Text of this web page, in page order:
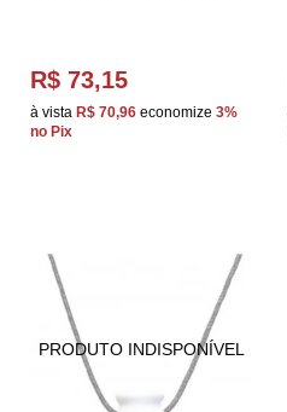
R$ 73,15
à vista R$ 70,96 economize 3%
no Pix